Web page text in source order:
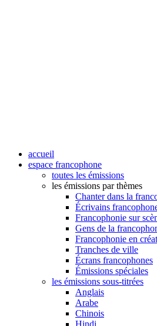
accueil
espace francophone
toutes les émissions
les émissions par thèmes
Chanter dans la
Écrivains
Francophonie sur
Gens de la
Francophonie en
Tranches de ville
Écrans francophones
Émissions spéciales
les émissions sous-titrées
Anglais
Arabe
Chinois
Hindi